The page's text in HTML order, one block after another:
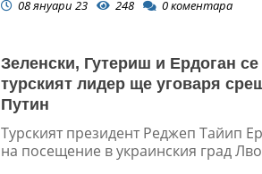
08 януари 23 248 0коментара
Зеленски, Гутериш и Ердоган
турският лидер ще уговаря
Путин
Турският президент Реджеп Тайип
на посещение в украинския град